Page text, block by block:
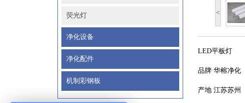
荧光灯
净化设备
净化配件
机制彩钢板
<
LED平板灯
品牌 华榕净化
产地 江苏苏州